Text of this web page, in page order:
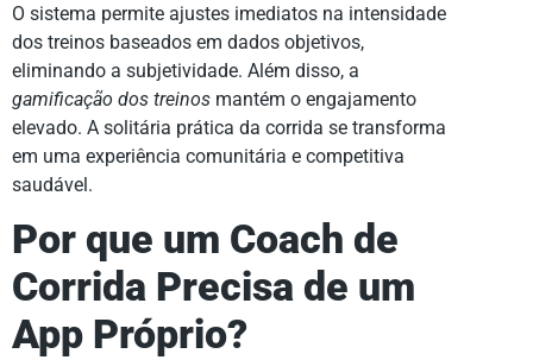
O sistema permite ajustes imediatos na intensidade
dos treinos baseados em dados objetivos,
eliminando a subjetividade. Além disso, a
gamificação dos treinos mantém o engajamento
elevado. A solitária prática da corrida se transforma
em uma experiência comunitária e competitiva
saudável.
Por que um Coach de
Corrida Precisa de um
App Próprio?